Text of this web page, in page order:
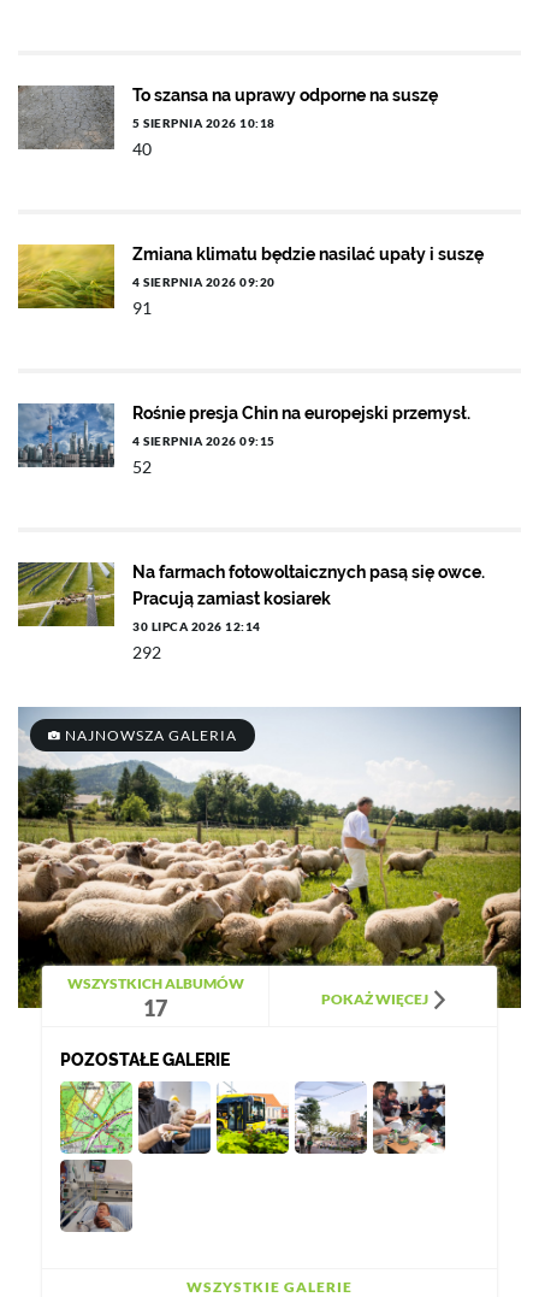
To szansa na uprawy odporne na suszę
5 SIERPNIA 2026 10:18
40
Zmiana klimatu będzie nasilać upały i suszę
4 SIERPNIA 2026 09:20
91
Rośnie presja Chin na europejski przemysł.
4 SIERPNIA 2026 09:15
52
Na farmach fotowoltaicznych pasą się owce.
Pracują zamiast kosiarek
30 LIPCA 2026 12:14
292
NAJNOWSZA GALERIA
WSZYSTKICH ALBUMÓW
17 POKAŻ WIĘCEJ
POZOSTAŁE GALERIE
WSZYSTKIE GALERIE